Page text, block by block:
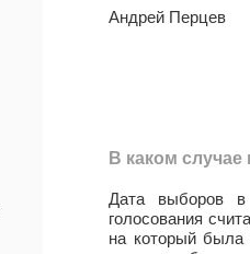
Андрей Перцев
В каком
Дата выборов
голосования
на который была